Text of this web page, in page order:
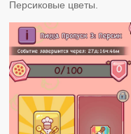
Персиковые цветы.